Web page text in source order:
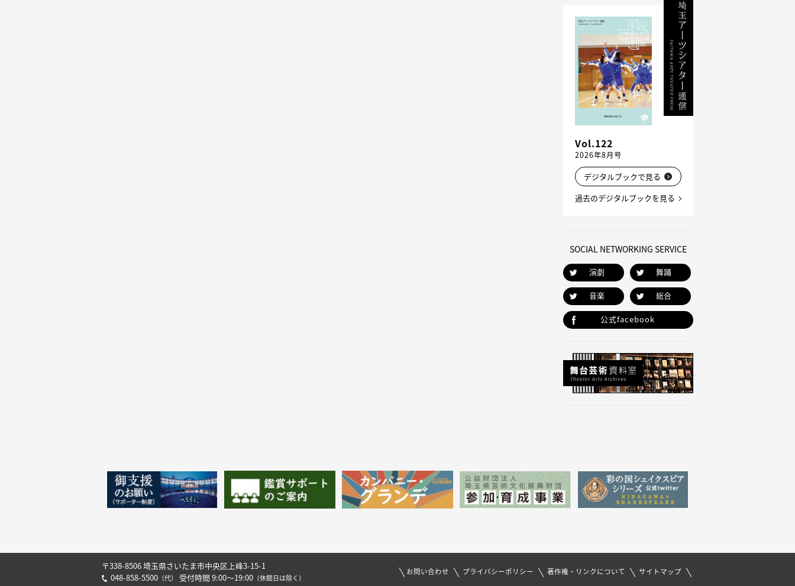
Vol.122
2026年8月号
デジタルブックで見る
過去のデジタルブックを見る
SOCIAL NETWORKING SERVICE
演劇 舞踊
音楽 総合
公式facebook
〒338-8506 埼玉県さいたま市中央区上峰3-15-1
048-858-5500 （代） 受付時間 9:00～19:00 （休館日は除く）
お問い合わせ プライバシーポリシー 著作権・リンクについて サイトマップ